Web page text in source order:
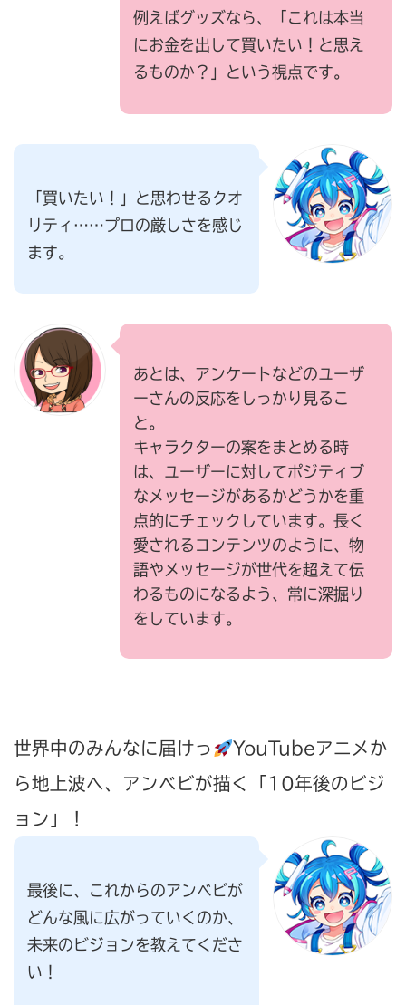
例えばグッズなら、「これは本当
にお金を出して買いたい！と思え
るものか？」という視点です。
「買いたい！」と思わせるクオ
リティ……プロの厳しさを感じ
ます。
あとは、アンケートなどのユーザ
ーさんの反応をしっかり見るこ
と。
キャラクターの案をまとめる時
は、ユーザーに対してポジティブ
なメッセージがあるかどうかを重
点的にチェックしています。長く
愛されるコンテンツのように、物
語やメッセージが世代を超えて伝
わるものになるよう、常に深掘り
をしています。
世界中のみんなに届けっ YouTubeアニメか
ら地上波へ、アンベビが描く「10年後のビジ
ョン」！
最後に、これからのアンベビが
どんな風に広がっていくのか、
未来のビジョンを教えてくださ
い！